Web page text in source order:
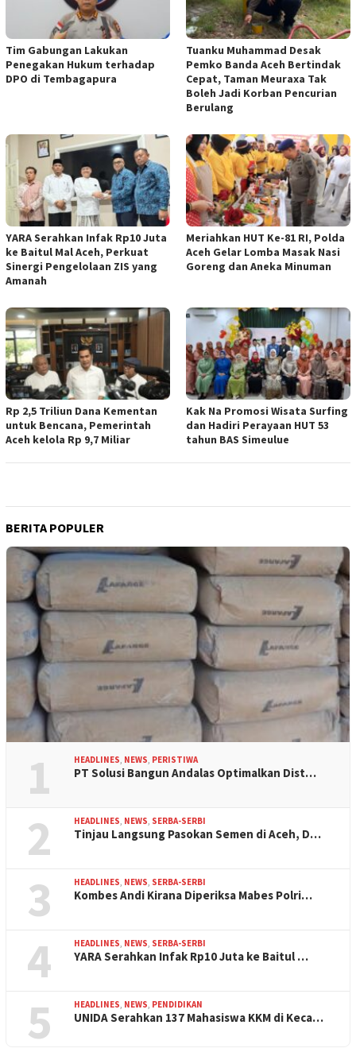
Tim Gabungan Lakukan
Penegakan Hukum terhadap
DPO di Tembagapura
Tuanku Muhammad Desak
Pemko Banda Aceh Bertindak
Cepat, Taman Meuraxa Tak
Boleh Jadi Korban Pencurian
Berulang
YARA Serahkan Infak Rp10 Juta
ke Baitul Mal Aceh, Perkuat
Sinergi Pengelolaan ZIS yang
Amanah
Meriahkan HUT Ke-81 RI, Polda
Aceh Gelar Lomba Masak Nasi
Goreng dan Aneka Minuman
Rp 2,5 Triliun Dana Kementan
untuk Bencana, Pemerintah
Aceh kelola Rp 9,7 Miliar
Kak Na Promosi Wisata Surfing
dan Hadiri Perayaan HUT 53
tahun BAS Simeulue
BERITA POPULER
1 HEADLINES, NEWS, PERISTIWA
PT Solusi Bangun Andalas Optimalkan Dist…
2 HEADLINES, NEWS, SERBA-SERBI
Tinjau Langsung Pasokan Semen di Aceh, D…
3 HEADLINES, NEWS, SERBA-SERBI
Kombes Andi Kirana Diperiksa Mabes Polri…
4 HEADLINES, NEWS, SERBA-SERBI
YARA Serahkan Infak Rp10 Juta ke Baitul …
5 HEADLINES, NEWS, PENDIDIKAN
UNIDA Serahkan 137 Mahasiswa KKM di Keca…